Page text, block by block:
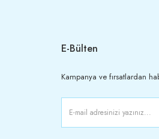
E-Bülten
Kampanya ve fırsatlardan